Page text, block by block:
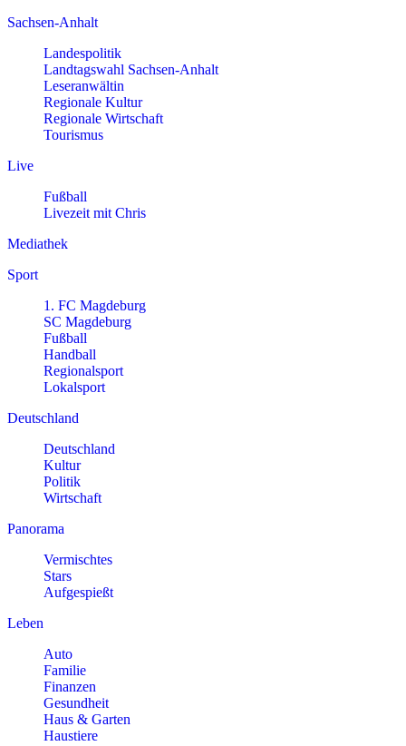
Sachsen-Anhalt
Landespolitik
Landtagswahl Sachsen-Anhalt
Leseranwältin
Regionale Kultur
Regionale Wirtschaft
Tourismus
Live
Fußball
Livezeit mit Chris
Mediathek
Sport
1. FC Magdeburg
SC Magdeburg
Fußball
Handball
Regionalsport
Lokalsport
Deutschland
Deutschland
Kultur
Politik
Wirtschaft
Panorama
Vermischtes
Stars
Aufgespießt
Leben
Auto
Familie
Finanzen
Gesundheit
Haus & Garten
Haustiere